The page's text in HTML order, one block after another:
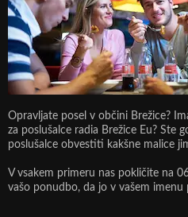
Opravljate posel v občini Brežice?
za poslušalce radia Brežice Eu? Ste
poslušalce obvestiti kakšne malice
V vsakem primeru nas pokličite na
vašo ponudbo, da jo v vašem imenu